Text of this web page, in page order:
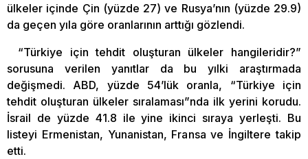
ülkeler içinde Çin (yüzde 27) ve Rusya’nın (yüzde 29.9)
da geçen yıla göre oranlarının arttığı gözlendi.
“Türkiye için tehdit oluşturan ülkeler hangileridir?”
sorusuna verilen yanıtlar da bu yılki araştırmada
değişmedi. ABD, yüzde 54’lük oranla, “Türkiye için
tehdit oluşturan ülkeler sıralaması”nda ilk yerini korudu.
İsrail de yüzde 41.8 ile yine ikinci sıraya yerleşti. Bu
listeyi Ermenistan, Yunanistan, Fransa ve İngiltere takip
etti.